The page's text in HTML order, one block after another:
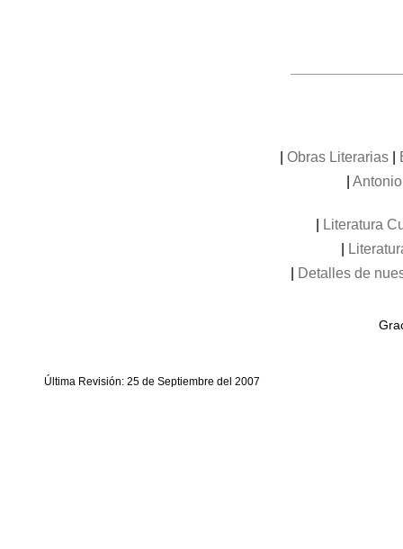
Obras Literarias|
Literatura
Detalles de
Última Revisión: 25 de Septiembre del 2007